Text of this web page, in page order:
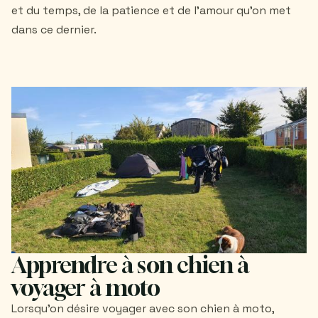
et du temps, de la patience et de l'amour qu'on met
dans ce dernier.
Apprendre à son chien à
voyager à moto
Lorsqu'on désire voyager avec son chien à moto,